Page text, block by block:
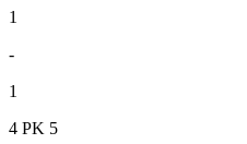
1
-
1
4 PK 5